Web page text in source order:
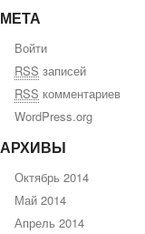
МЕТА
Войти
RSS записей
RSS комментариев
WordPress.org
АРХИВЫ
Октябрь 2014
Май 2014
Апрель 2014